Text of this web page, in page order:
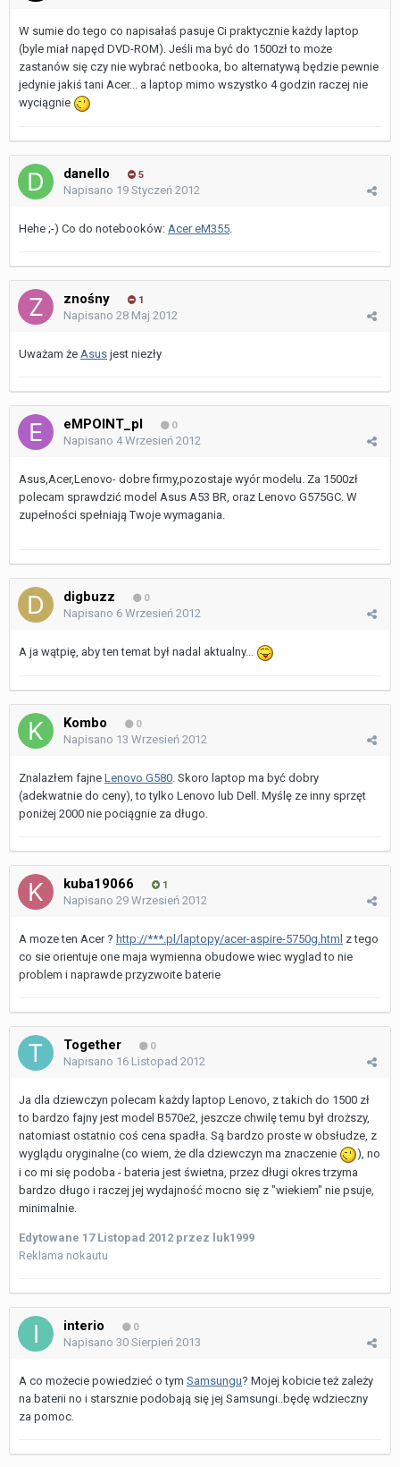
W sumie do tego co napisałaś pasuje Ci praktycznie każdy laptop
(byle miał napęd DVD-ROM). Jeśli ma być do 1500zł to może
zastanów się czy nie wybrać netbooka, bo alternatywą będzie pewnie
jedynie jakiś tani Acer... a laptop mimo wszystko 4 godzin raczej nie
wyciągnie
danello 5
Napisano 19 Styczeń 2012
Hehe ;-) Co do notebooków: Acer eM355.
znośny 1
Napisano 28 Maj 2012
Uważam że Asus jest niezły
eMPOINT_pl 0
Napisano 4 Wrzesień 2012
Asus,Acer,Lenovo- dobre firmy,pozostaje wyór modelu. Za 1500zł
polecam sprawdzić model Asus A53 BR, oraz Lenovo G575GC. W
zupełności spełniają Twoje wymagania.
digbuzz 0
Napisano 6 Wrzesień 2012
A ja wątpię, aby ten temat był nadal aktualny...
Kombo 0
Napisano 13 Wrzesień 2012
Znalazłem fajne Lenovo G580. Skoro laptop ma być dobry
(adekwatnie do ceny), to tylko Lenovo lub Dell. Myślę ze inny sprzęt
poniżej 2000 nie pociągnie za długo.
kuba19066 1
Napisano 29 Wrzesień 2012
A moze ten Acer ? http://***.pl/laptopy/acer-aspire-5750g.html z tego
co sie orientuje one maja wymienna obudowe wiec wyglad to nie
problem i naprawde przyzwoite baterie
Together 0
Napisano 16 Listopad 2012
Ja dla dziewczyn polecam każdy laptop Lenovo, z takich do 1500 zł
to bardzo fajny jest model B570e2, jeszcze chwilę temu był droższy,
natomiast ostatnio coś cena spadła. Są bardzo proste w obsłudze, z
wyglądu oryginalne (co wiem, że dla dziewczyn ma znaczenie
), no
i co mi się podoba - bateria jest świetna, przez długi okres trzyma
bardzo długo i raczej jej wydajność mocno się z "wiekiem" nie psuje,
minimalnie.
Edytowane 17 Listopad 2012 przez luk1999
Reklama nokautu
interio 0
Napisano 30 Sierpień 2013
A co możecie powiedzieć o tym Samsungu? Mojej kobicie też zależy
na baterii no i starsznie podobają się jej Samsungi..będę wdzieczny
za pomoc.